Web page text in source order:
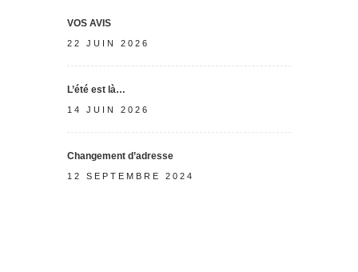
VOS AVIS
22 JUIN 2026
L’été est là…
14 JUIN 2026
Changement d’adresse
12 SEPTEMBRE 2024